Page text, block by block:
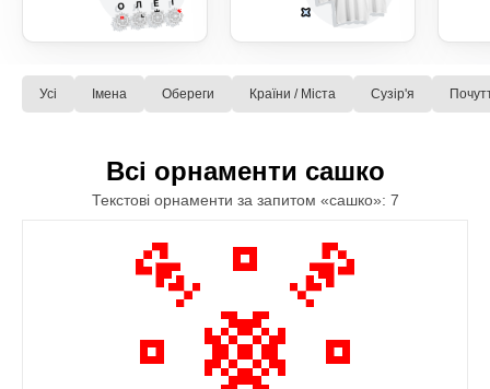
Усі Імена Обереги Країни / Міста Сузiр'я
Всі орнаменти сашко
Текстові орнаменти за запитом «сашко»: 7